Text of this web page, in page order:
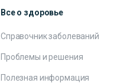
Все о здоровье
Справочник заболеваний
Проблемы и решения
Полезная информация